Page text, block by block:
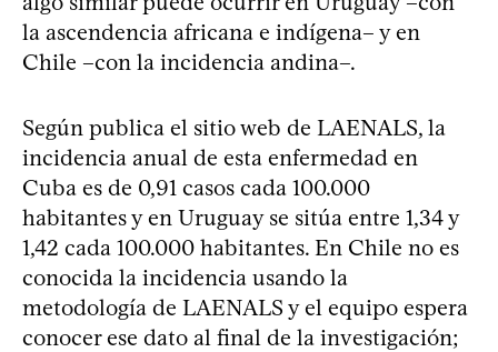
la ascendencia africana e indígena– y en
Chile –con la incidencia andina–.
Según publica el sitio web de LAENALS, la
incidencia anual de esta enfermedad en
Cuba es de 0,91 casos cada 100.000
habitantes y en Uruguay se sitúa entre 1,34 y
1,42 cada 100.000 habitantes. En Chile no es
conocida la incidencia usando la
metodología de LAENALS y el equipo espera
conocer ese dato al final de la investigación;